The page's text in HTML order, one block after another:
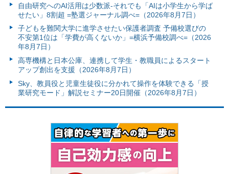
自由研究へのAI活用は少数派-それでも「AIは小学生から学ば
せたい」8割超 =塾選ジャーナル調べ=（2026年8月7日）
子どもを難関大学に進学させたい保護者調査 予備校選びの
不安第1位は「学費が高くないか」=横浜予備校調べ=（2026
年8月7日）
高専機構と日本公庫、連携して学生・教職員によるスタート
アップ創出を支援（2026年8月7日）
Sky、教員役と児童生徒役に分かれて操作を体験できる「授
業研究モード」解説セミナー20日開催（2026年8月7日）